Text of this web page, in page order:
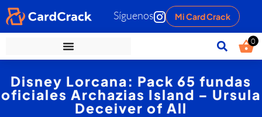
Síguenos Mi Card Crack
0
Disney Lorcana: Pack 65 fundas
oficiales Archazias Island – Ursula
Deceiver of All